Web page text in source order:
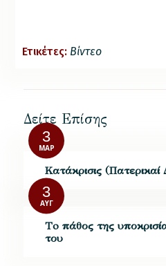
Ετικέτες: Βίντεο
Δείτε Επίσης
3
ΜΑΡ
Κατάκρισις (Πατερικαί
3
ΑΥΓ
Τo πάθος της
του